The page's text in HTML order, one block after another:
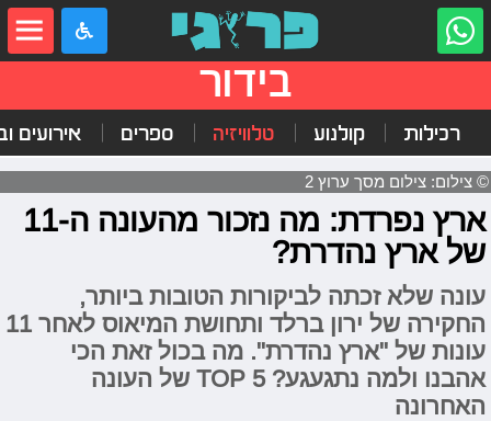
בידור
רכילות קולנוע טלוויזיה ספרים אירועים
© צילום: צילום מסך ערוץ 2
ארץ נפרדת: מה נזכור מהעונה ה-11
של ארץ נהדרת?
עונה שלא זכתה לביקורות הטובות ביותר,
החקירה של ירון ברלד ותחושת המיאוס לאחר 11
עונות של "ארץ נהדרת". מה בכול זאת הכי
אהבנו ולמה נתגעגע? TOP 5 של העונה
האחרונה